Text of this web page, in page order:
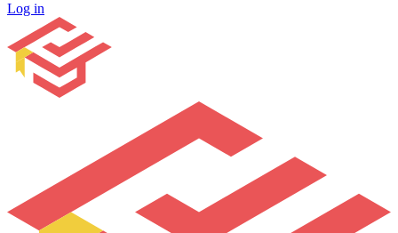
Log in